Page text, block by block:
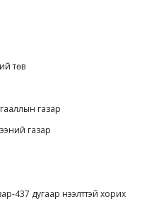
төв
газар
газар
437 дугаар нээлттэй хорих